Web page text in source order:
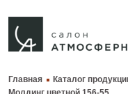
Главная Каталог